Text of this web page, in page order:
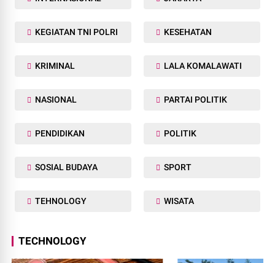
KEGIATAN TNI POLRI KESEHATAN
KRIMINAL LALA KOMALAWATI
NASIONAL PARTAI POLITIK
PENDIDIKAN POLITIK
SOSIAL BUDAYA SPORT
TEHNOLOGY WISATA
TECHNOLOGY